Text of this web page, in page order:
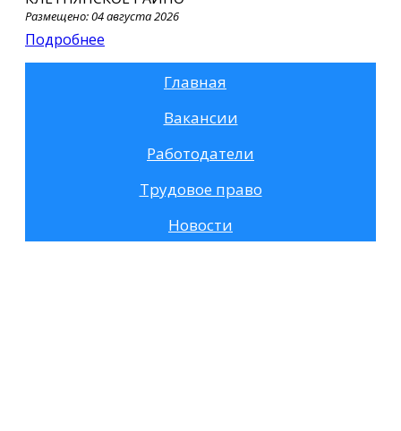
Размещено: 04 августа 2026
Подробнее
Главная
Вакансии
Работодатели
Трудовое право
Новости